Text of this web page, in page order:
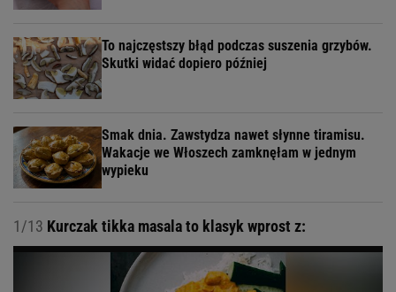
To najczęstszy błąd podczas suszenia grzybów.
Skutki widać dopiero później
Smak dnia. Zawstydza nawet słynne tiramisu.
Wakacje we Włoszech zamknęłam w jednym
wypieku
1/13 Kurczak tikka masala to klasyk wprost z: